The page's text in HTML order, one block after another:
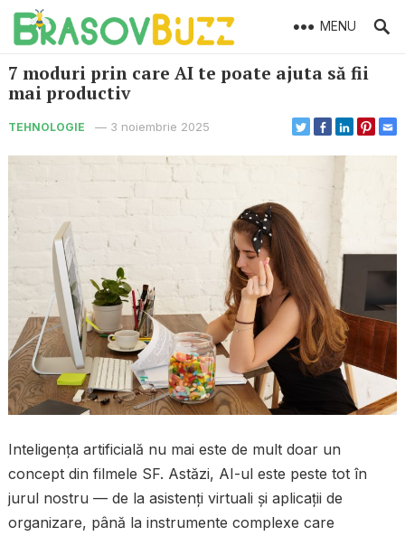
MENU
7 moduri prin care AI te poate ajuta să fii
mai productiv
TEHNOLOGIE — 3 noiembrie 2025
Inteligența artificială nu mai este de mult doar un
concept din filmele SF. Astăzi, AI-ul este peste tot în
jurul nostru — de la asistenți virtuali și aplicații de
organizare, până la instrumente complexe care